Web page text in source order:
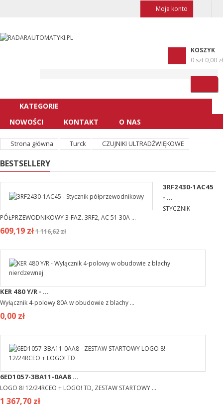
Moje konto
KOSZYK
0 szt 0,00 zł
KATEGORIE
NOWOŚCI
KONTAKT O NAS
Strona główna Turck CZUJNIKI ULTRADŹWIĘKOWE
BESTSELLERY
3RF2430-1AC45
- ...
STYCZNIK
PÓŁPRZEWODNIKOWY 3-FAZ. 3RF2, AC 51 30A ...
609,19 zł1 116,62 zł
KER 480 Y/R - ...
Wyłącznik 4-polowy 80A w obudowie z blachy ...
0,00 zł
6ED1057-3BA11-0AA8 ...
LOGO 8! 12/24RCEO + LOGO! TD, ZESTAW STARTOWY ...
1 367,70 zł